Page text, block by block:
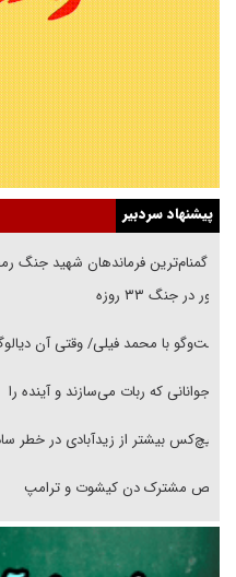
پیشنهاد سردبیر
حضور در جنگ ۳۳ روزه
گفت‌وگو با محمد فیلی/ وقتی آن
نوجوانانی که ربات می‌سازند و آینده را
هیچ‌کس بیشتر از زیدآبادی در خطر
رقص مشترک دن کیشوت و ترامپ
دنده دولت به واگذاری مسئله‌دار